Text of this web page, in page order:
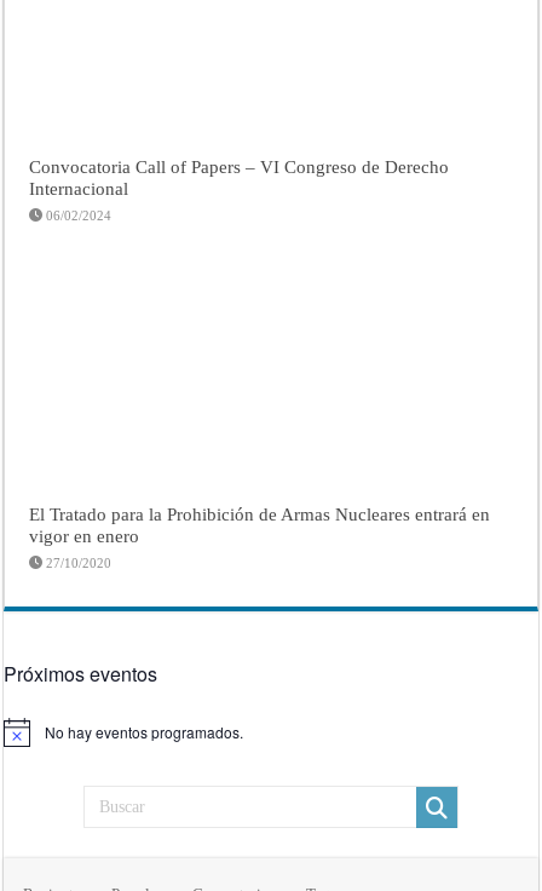
Convocatoria Call of Papers – VI Congreso de Derecho
Internacional
06/02/2024
El Tratado para la Prohibición de Armas Nucleares entrará en
vigor en enero
27/10/2020
Próximos eventos
Aviso No hay eventos programados.